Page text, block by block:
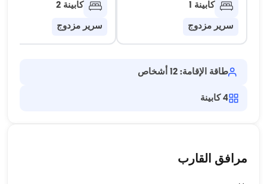
كابينة 1
سرير مزدوج
كابينة 2
سرير مزدوج
طاقة الإقامة: 12 أشخاص
4 كابينة
مرافق القارب